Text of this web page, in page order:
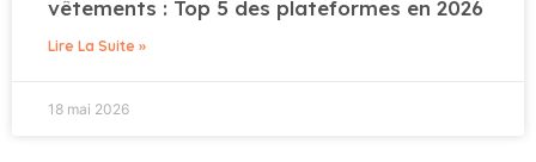
vêtements : Top 5 des plateformes en 2026
Lire La Suite »
18 mai 2026